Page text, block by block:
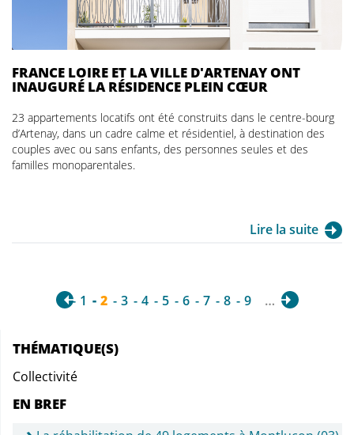
FRANCE LOIRE ET LA VILLE D'ARTENAY ONT
INAUGURÉ LA RÉSIDENCE PLEIN CŒUR
23 appartements locatifs ont été construits dans le centre-bourg
d’Artenay, dans un cadre calme et résidentiel, à destination des
couples avec ou sans enfants, des personnes seules et des
familles monoparentales.
Lire la suite
1 2 3 4 5 6 7 8 9 …
THÉMATIQUE(S)
Collectivité
EN BREF